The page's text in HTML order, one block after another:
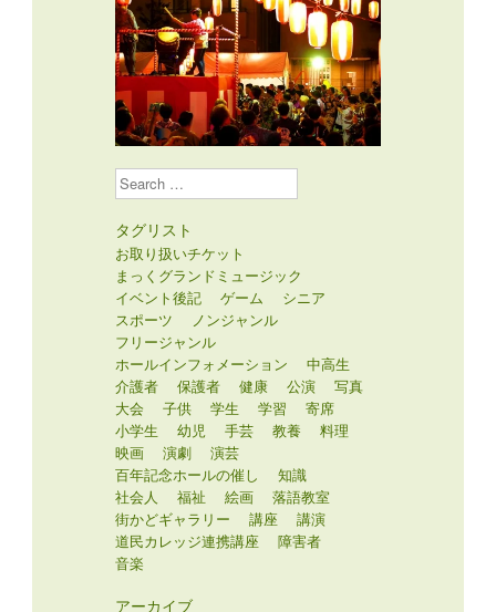
Search
タグリスト
お取り扱いチケット
まっくグランドミュージック
イベント後記
ゲーム
シニア
スポーツ
ノンジャンル
フリージャンル
ホールインフォメーション
中高生
介護者
保護者 健康 公演
写真
大会
子供 学生 学習
寄席
小学生
幼児 手芸 教養
料理
映画
演劇
演芸
百年記念ホールの催し
知識
社会人
福祉 絵画
落語教室
街かどギャラリー
講座
講演
道民カレッジ連携講座
障害者
音楽
アーカイブ